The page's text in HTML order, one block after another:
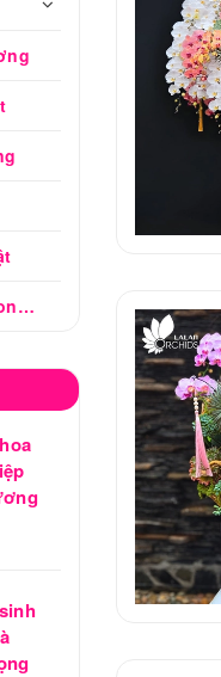
Hồ Điệp Tiểu Cảnh, Bonsai